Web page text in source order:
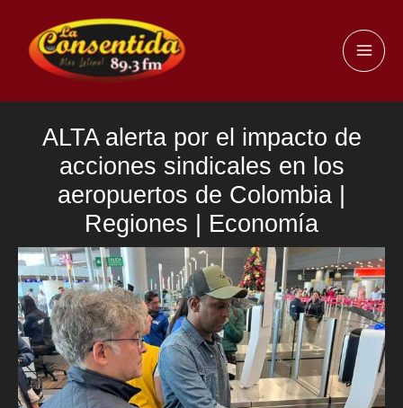
contenido
ALTA alerta por el impacto de
acciones sindicales en los
aeropuertos de Colombia |
Regiones | Economía